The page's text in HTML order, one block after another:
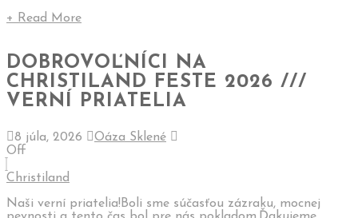
+ Read More
DOBROVOĽNÍCI NA
CHRISTILAND FESTE 2026 ///
VERNÍ PRIATELIA
8 júla, 2026
Oáza Sklené
Off
Christiland
Naši verní priatelia!Boli sme súčasťou zázraku, mocnej